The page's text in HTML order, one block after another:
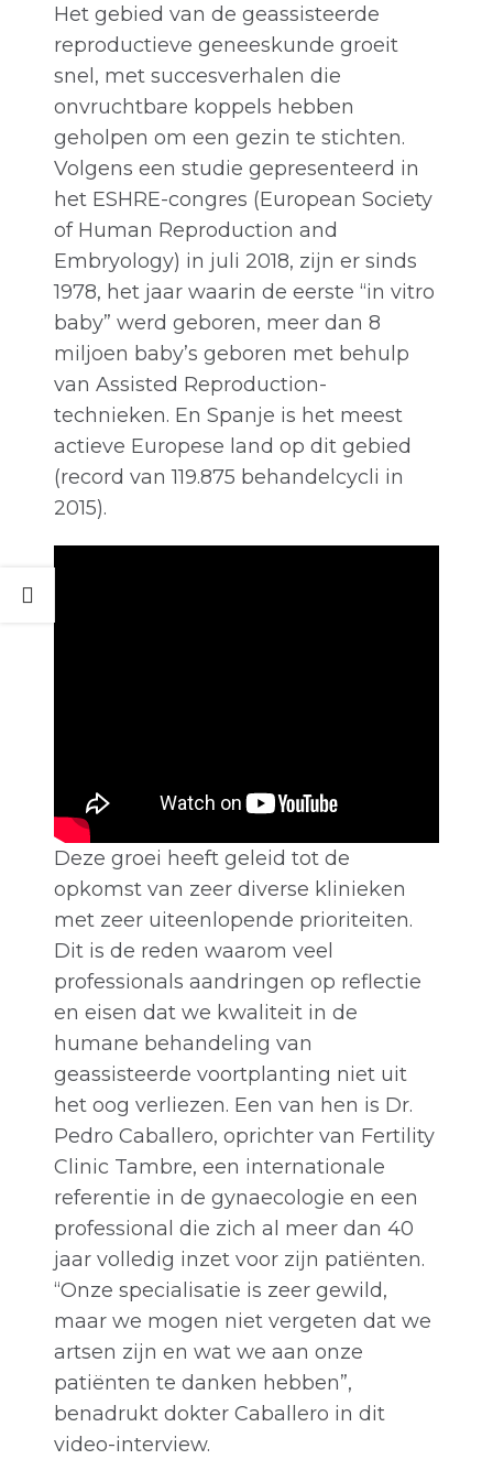
Het gebied van de geassisteerde
reproductieve geneeskunde groeit
snel, met succesverhalen die
onvruchtbare koppels hebben
geholpen om een gezin te stichten.
Volgens een studie gepresenteerd in
het ESHRE-congres (European Society
of Human Reproduction and
Embryology) in juli 2018, zijn er sinds
1978, het jaar waarin de eerste “in vitro
baby” werd geboren, meer dan 8
miljoen baby’s geboren met behulp
van Assisted Reproduction-
technieken. En Spanje is het meest
actieve Europese land op dit gebied
(record van 119.875 behandelcycli in
2015).
Deze groei heeft geleid tot de
opkomst van zeer diverse klinieken
met zeer uiteenlopende prioriteiten.
Dit is de reden waarom veel
professionals aandringen op reflectie
en eisen dat we kwaliteit in de
humane behandeling van
geassisteerde voortplanting niet uit
het oog verliezen. Een van hen is Dr.
Pedro Caballero, oprichter van Fertility
Clinic Tambre, een internationale
referentie in de gynaecologie en een
professional die zich al meer dan 40
jaar volledig inzet voor zijn patiënten.
“Onze specialisatie is zeer gewild,
maar we mogen niet vergeten dat we
artsen zijn en wat we aan onze
patiënten te danken hebben”,
benadrukt dokter Caballero in dit
video-interview.